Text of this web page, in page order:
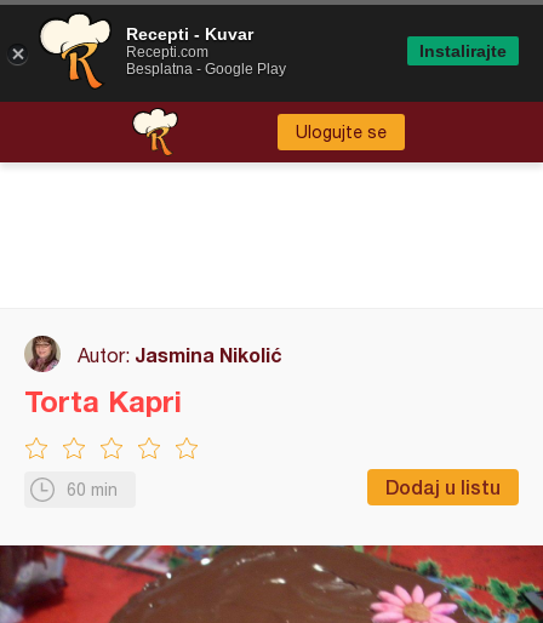
Ulogujte se
Autor: Jasmina Nikolić
60 min Dodaj u listu
Torta Kapri
Recepti - Kuvar
Recepti.com
Besplatna - Google Play
Instalirajte